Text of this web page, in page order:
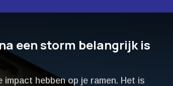
een storm belangrijk is
hebben op je ramen.​ Het is